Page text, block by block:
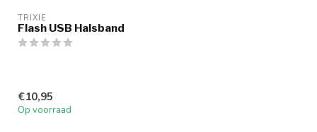
TRIXIE
Flash USB Halsband
€10,95
Op voorraad